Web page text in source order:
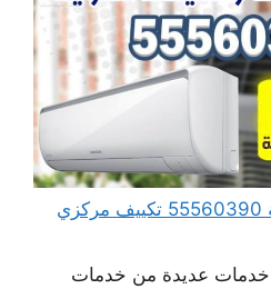
فني تكييف وتبريد الرميثية 55560390 تكييف مركزي
خدمات عديدة من خدمات